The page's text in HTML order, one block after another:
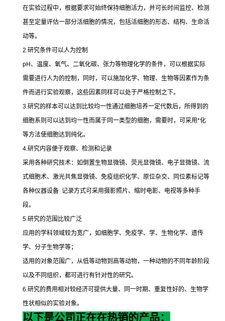
在实验过程中，根据要求可始终保持细胞活力，并可长时间监控、检测
甚至定量评估一部分活细胞的情况，包括活细胞的形态、结构、生命活
动等。
2.研究条件可以人为控制
pH、温度、氧气、二氧化碳、张力等物理化学的条件，可以根据实际
需要进行人为的控制，同时，可以施加化学、物理、生物等因素作为条
件而进行实验观察，这些因素同样可以处于严格控制之下。
3.研究的样本可以达到比较均一性通过细胞培养一定代数后，所得到的
细胞系则可以达到均一性而属于同一类型的细胞，需要时，可采用*化
等方法使细胞达到纯化。
4.研究内容便于观察、检测和记录
采用各种研究技术：如倒置生物显微镜、荧光显微镜、电子显微镜、流
式细胞术、激光共焦显微镜、免疫组织化学、原位杂交、同位素标记等
各种仪器设备 记录方式可采用摄影照片、缩时电影、电视等多种手
段。
5.研究的范围比较广泛
应用的学科领域较为宽广，如细胞学、免疫学、学、生物化学、遗传
学、分子生物学等；
适用的对象范围广，从低等动物到高等动物，一种动物的不同年龄阶段
以及不同组织，都可进行有针对性的研究。
6.研究的费用相对较经济可提供大量、同一时期、重复性好的、生物学
性状相似的实验对象。
以下是公司正在在热销的产品：